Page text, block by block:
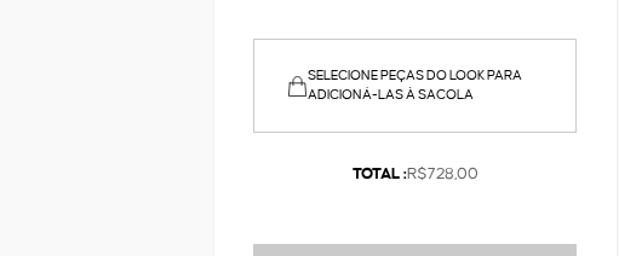
SELECIONE PEÇAS DO LOOK PARA
ADICIONÁ-LAS À SACOLA
TOTAL :R$728,00